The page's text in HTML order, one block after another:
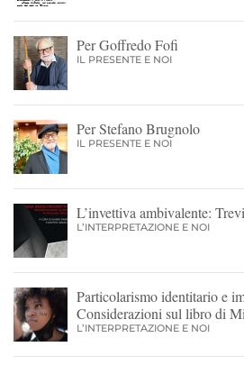
Per Goffredo Fofi
IL PRESENTE E NOI
Per Stefano Brugnolo
IL PRESENTE E NOI
L’invettiva ambivalente:
L’INTERPRETAZIONE E NOI
Particolarismo identitario e
Considerazioni sul libro di
L’INTERPRETAZIONE E NOI